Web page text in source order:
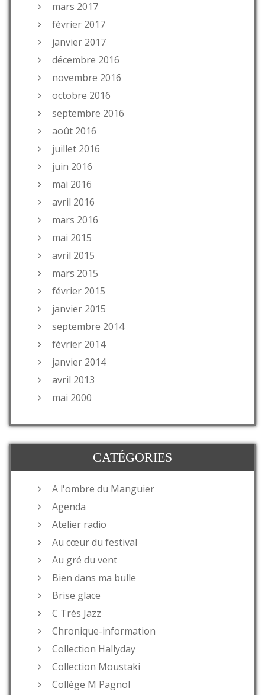
mars 2017
février 2017
janvier 2017
décembre 2016
novembre 2016
octobre 2016
septembre 2016
août 2016
juillet 2016
juin 2016
mai 2016
avril 2016
mars 2016
mai 2015
avril 2015
mars 2015
février 2015
janvier 2015
septembre 2014
février 2014
janvier 2014
avril 2013
mai 2000
CATÉGORIES
A l'ombre du Manguier
Agenda
Atelier radio
Au cœur du festival
Au gré du vent
Bien dans ma bulle
Brise glace
C Très Jazz
Chronique-information
Collection Hallyday
Collection Moustaki
Collège M Pagnol